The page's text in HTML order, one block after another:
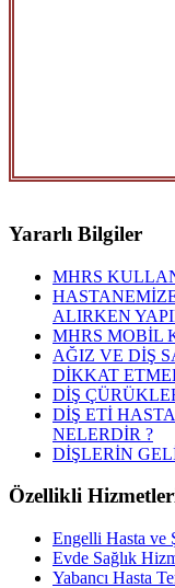
Yararlı Bilgiler
MHRS
ALIRKEN
MHRS MOBİL
AĞIZ VE DİŞ
DİKKAT
DİŞ
DİŞ ETİ
NELERDİR ?
DİŞLERİN
Özellikli
Engelli Hasta ve
Evde Sağlık
Yabancı Hasta